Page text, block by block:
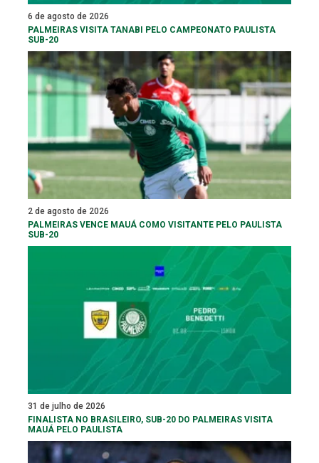
6 de agosto de 2026
PALMEIRAS VISITA TANABI PELO CAMPEONATO PAULISTA
SUB-20
2 de agosto de 2026
PALMEIRAS VENCE MAUÁ COMO VISITANTE PELO PAULISTA
SUB-20
31 de julho de 2026
FINALISTA NO BRASILEIRO, SUB-20 DO PALMEIRAS VISITA
MAUÁ PELO PAULISTA